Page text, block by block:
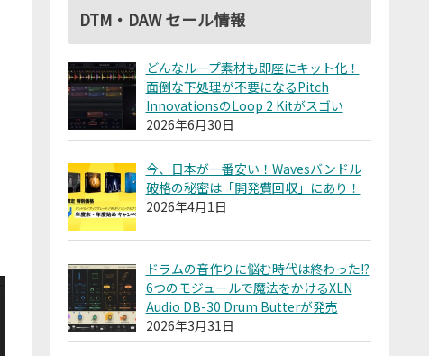
DTM・DAW セール情報
どんなループ素材も即座にキット化！
面倒な下処理が不要になるPitch
InnovationsのLoop 2 Kitがスゴい
2026年6月30日
今、日本が一番安い！Wavesバンドル
破格の秘密は「開発費回収」にあり！
2026年4月1日
ドラムの音作りに悩む時代は終わった!?
6つのモジュールで魔法をかけるXLN
Audio DB-30 Drum Butterが発売
2026年3月31日